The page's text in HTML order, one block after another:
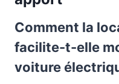
Comment la
facilite-t-elle
voiture